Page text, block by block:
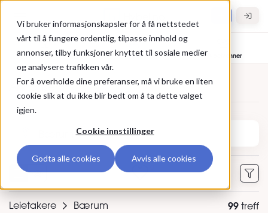
Vi bruker informasjonskapsler for å få nettstedet
vårt til å fungere ordentlig, tilpasse innhold og
annonser, tilby funksjoner knyttet til sosiale medier
og analysere trafikken vår.
For å overholde dine preferanser, må vi bruke en liten
cookie slik at du ikke blir bedt om å ta dette valget
igjen.
Cookie innstillinger
Godta alle cookies Avvis alle cookies
Bolig til leie Leietakere Hybelvenner
Annonser
Leietakere Bærum 99treff